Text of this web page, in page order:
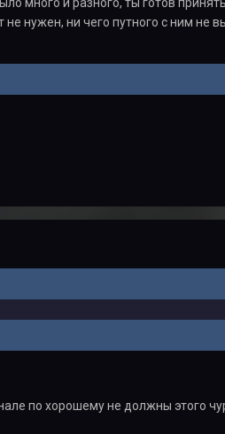
нужен, ни чего путного с ним не
по хорошему не должны этого